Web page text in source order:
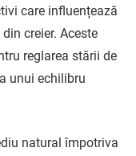
care influențează
creier. Aceste
reglarea stării de
unui echilibru
natural împotriva